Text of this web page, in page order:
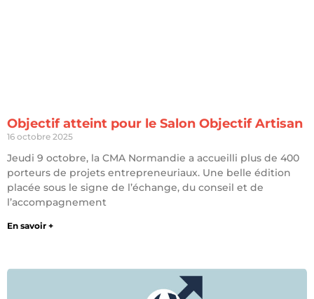
Objectif atteint pour le Salon Objectif Artisan
16 octobre 2025
Jeudi 9 octobre, la CMA Normandie a accueilli plus de 400
porteurs de projets entrepreneuriaux. Une belle édition
placée sous le signe de l’échange, du conseil et de
l’accompagnement
En savoir +